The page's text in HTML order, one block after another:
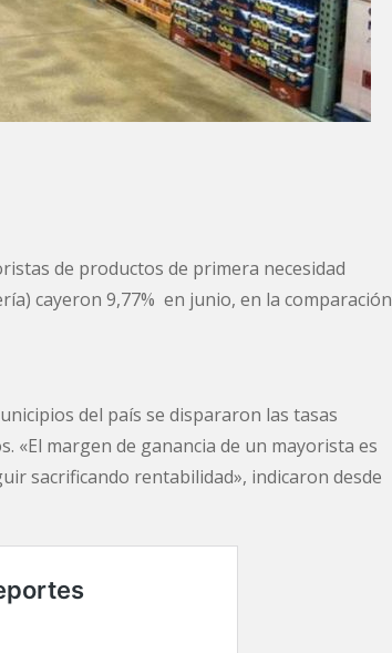
de productos de primera necesidad
cayeron 9,77% en junio, en la comparación
del país se dispararon las tasas
«El margen de ganancia de un mayorista es
sacrificando rentabilidad», indicaron desde